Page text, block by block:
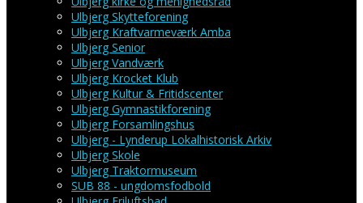
Ulbjerg Skytteforening
Ulbjerg Kraftvarmeværk Amba
Ulbjerg Senior
Ulbjerg Vandværk
Ulbjerg Krocket Klub
Ulbjerg Kultur & Fritidscenter
Ulbjerg Gymnastikforening
Ulbjerg Forsamlingshus
Ulbjerg - Lynderup Lokalhistorisk Arkiv
Ulbjerg Skole
Ulbjerg Traktormuseum
SUB 88 - ungdomsfodbold